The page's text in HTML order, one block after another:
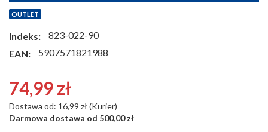
OUTLET
Indeks:
823-022-90
EAN:
5907571821988
74,99 zł
Dostawa od: 16,99 zł (Kurier)
Darmowa dostawa od 500,00 zł